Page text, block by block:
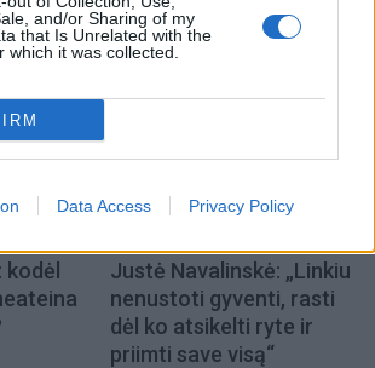
and/or Sharing of my
that Is Unrelated with the
which it was collected.
Data Access Privacy Policy
kodėl
Justė Navalinskė: „Linkiu
nenustoti gyventi, rasti
dėl ko atsikelti ryte ir
priimti save visą“